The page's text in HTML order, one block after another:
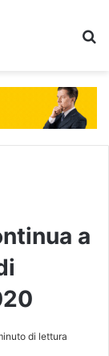
a
di lettura